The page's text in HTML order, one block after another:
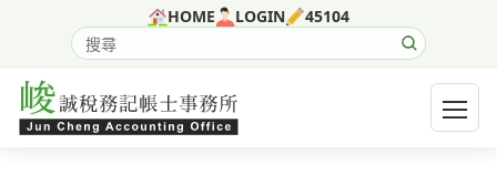
HOME LOGIN 45104
搜尋網站內容
開啟